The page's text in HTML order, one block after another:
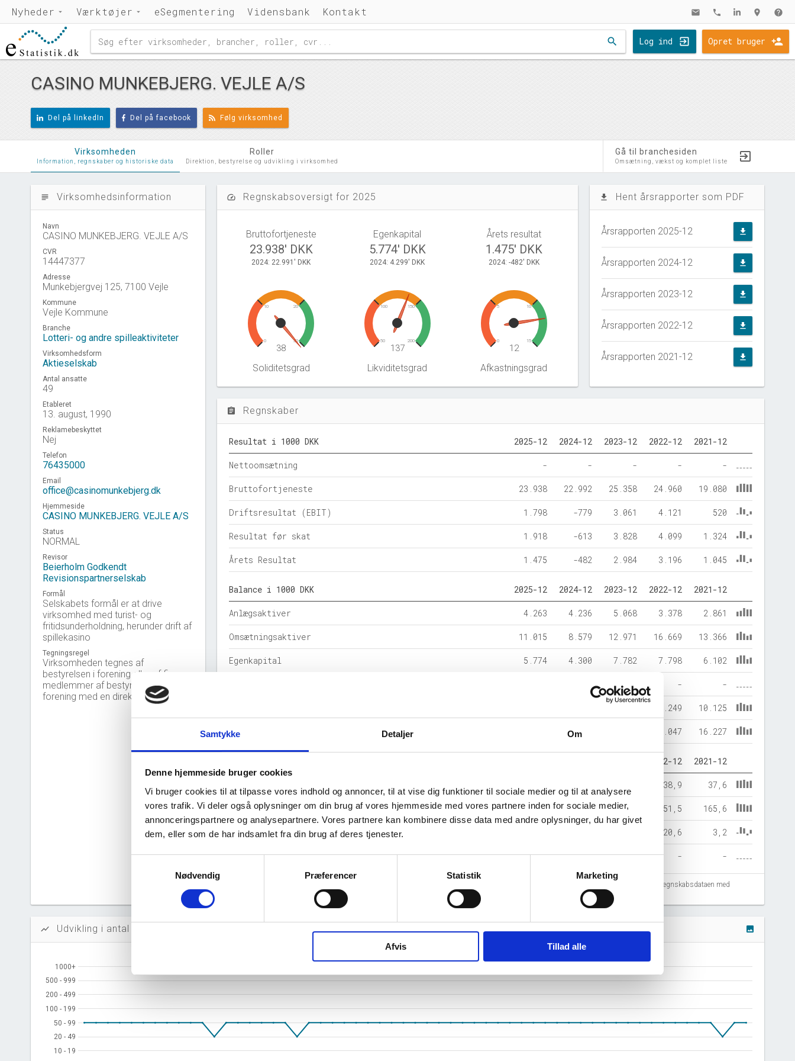
Samtykke Detaljer Om
Denne hjemmeside bruger cookies
Vi bruger cookies til at tilpasse vores indhold og annoncer, til at vise dig funktioner til sociale medier og til at analysere
vores trafik. Vi deler også oplysninger om din brug af vores hjemmeside med vores partnere inden for sociale medier,
annonceringspartnere og analysepartnere. Vores partnere kan kombinere disse data med andre oplysninger, du har givet
dem, eller som de har indsamlet fra din brug af deres tjenester.
Nødvendig
Præferencer Statistik Marketing
Afvis Tillad alle
Nyheder Værktøjer eSegmentering Vidensbank Kontakt mail phone location_on help
search Log ind Opret bruger
CASINO MUNKEBJERG. VEJLE A/S
Del på linkedIn Del på facebook Følg virksomhed
Virksomheden
Information, regnskaber og historiske data
Roller
Direktion, bestyrelse og udvikling i virksomhed
Gå til branchesiden
Omsætning, vækst og komplet liste
subject Virksomhedsinformation
Navn
CASINO MUNKEBJERG. VEJLE A/S
CVR
14447377
Adresse
Munkebjergvej 125, 7100 Vejle
Kommune
Vejle Kommune
Branche
Lotteri- og andre spilleaktiviteter
Virksomhedsform
Aktieselskab
Antal ansatte
49
Etableret
13. august, 1990
Reklamebeskyttet
Nej
Telefon
76435000
Email
office@casinomunkebjerg.dk
Hjemmeside
CASINO MUNKEBJERG. VEJLE A/S
Status
NORMAL
Revisor
Beierholm Godkendt
Revisionspartnerselskab
Formål
Selskabets formål er at drive
virksomhed med turist- og
fritidsunderholdning, herunder drift af
spillekasino
Tegningsregel
Virksomheden tegnes af
bestyrelsen i forening eller af fire
medlemmer af bestyrelsen i
forening med en direktør.
speed Regnskabsoversigt for 2025
Bruttofortjeneste
23.938' DKK
2024: 22.991' DKK
Egenkapital
5.774' DKK
2024: 4.299' DKK
Årets resultat
1.475' DKK
2024: -482' DKK
0
10 20
30
38
Soliditetsgrad
50
100 150
200
137
Likviditetsgrad
0
5 10
15
12
Afkastningsgrad
file_download Hent årsrapporter som PDF
Årsrapporten 2025-12 file_download
Årsrapporten 2024-12 file_download
Årsrapporten 2023-12 file_download
Årsrapporten 2022-12 file_download
Årsrapporten 2021-12 file_download
assignment Regnskaber
Resultat i 1000 DKK 2025-12 2024-12 2023-12 2022-12 2021-12
Nettoomsætning - - - - -
Bruttofortjeneste 23.938 22.992 25.358 24.960 19.080
Driftsresultat (EBIT) 1.798 -779 3.061 4.121 520
Resultat før skat 1.918 -613 3.828 4.099 1.324
Årets Resultat 1.475 -482 2.984 3.196 1.045
Balance i 1000 DKK 2025-12 2024-12 2023-12 2022-12 2021-12
Anlægsaktiver 4.263 4.236 5.068 3.378 2.861
Omsætningsaktiver 11.015 8.579 12.971 16.669 13.366
Egenkapital 5.774 4.300 7.782 7.798 6.102
- - -
12.249 10.125
Årets balance 12.815 20.047 16.227
2022-12 2021-12
38,9 37,6
Likviditetsgrad 137,4 122,8 149,6 151,5 165,6
Afkastningsgrad 20,6 3,2
Overskudsgrad - - - - -
Tal fra erhvervsstyrelsens regnskabs-API. eStatistik henviser til Erhvervsstyrelsen ved eventuelle fejlregistreringer. Vi anbefaler at krydstjekke regnskabsdataen med
show_chart Udvikling i antal ansatte image
10 - 19
10 - 19
20 - 49
20 - 49
50 - 99
50 - 99
100 - 199
100 - 199
200 - 499
200 - 499
500 - 999
500 - 999
1000+
1000+